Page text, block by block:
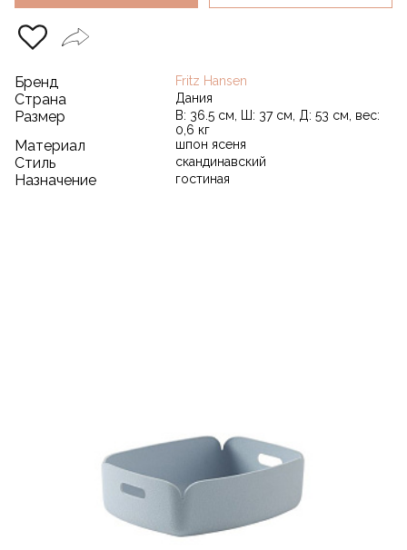
Бренд Fritz Hansen
Страна Дания
Размер
В: 36.5 см, Ш: 37 см, Д: 53 см, вес:
0,6 кг
Материал шпон ясеня
Стиль скандинавский
Назначение гостиная